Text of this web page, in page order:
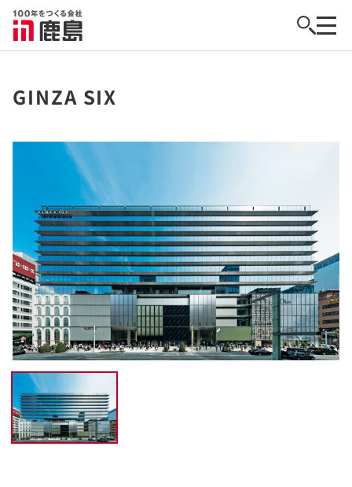
GINZA SIX